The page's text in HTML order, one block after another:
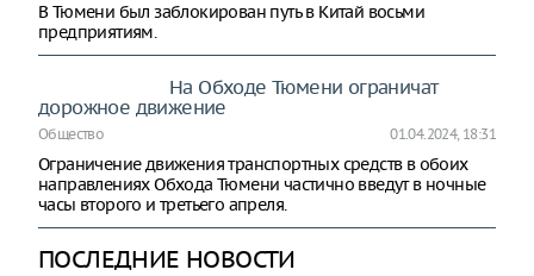
В Тюмени был заблокирован путь в Китай восьми
предприятиям.
На Обходе Тюмени ограничат
дорожное движение
Общество 01.04.2024, 18:31
Ограничение движения транспортных средств в обоих
направлениях Обхода Тюмени частично введут в ночные
часы второго и третьего апреля.
ПОСЛЕДНИЕ НОВОСТИ